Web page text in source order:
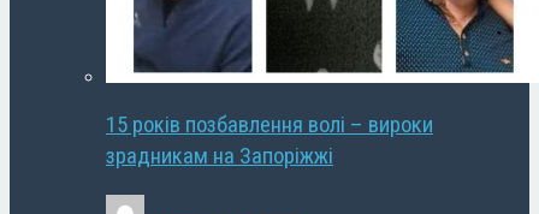
15 років позбавлення волі – вироки
зрадникам на Запоріжжі